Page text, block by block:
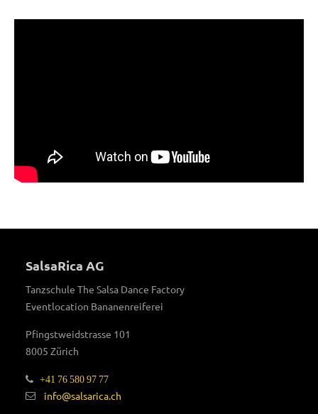
SalsaRica AG
Tanzschule The Salsa Dance Factory
Eventlocation Bananenreiferei
Pfingstweidstrasse 101
8005 Zürich
+41 76 580 97 77
info@salsarica.ch